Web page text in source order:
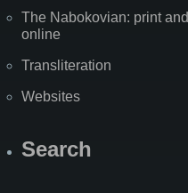
The Nabokovian: print and
online
Transliteration
Websites
Search